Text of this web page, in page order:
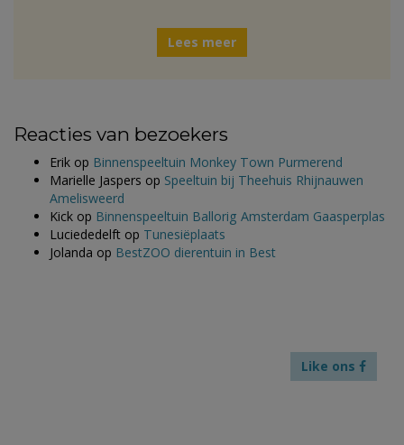
Lees meer
Reacties van bezoekers
Erik op Binnenspeeltuin Monkey Town Purmerend
Marielle Jaspers op Speeltuin bij Theehuis Rhijnauwen
Amelisweerd
Kick op Binnenspeeltuin Ballorig Amsterdam Gaasperplas
Luciededelft op Tunesiëplaats
Jolanda op BestZOO dierentuin in Best
Like ons